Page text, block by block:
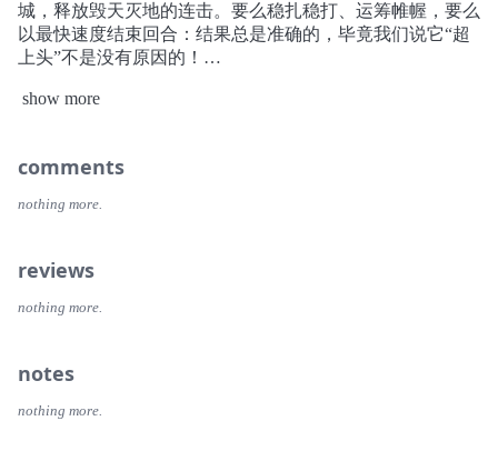
城，释放毁天灭地的连击。要么稳扎稳打、运筹帷幄，要么
以最快速度结束回合：结果总是准确的，毕竟我们说它“超
上头”不是没有原因的！
游戏内容
击，每一手牌都结合下一张卡牌的效果倍增。使用万能牌不
没有原因的！
自可立于不败之地。
地下城探索：多层的地下城中遍布《Vampire Survivors》中
show more
comments
nothing more.
reviews
nothing more.
notes
nothing more.